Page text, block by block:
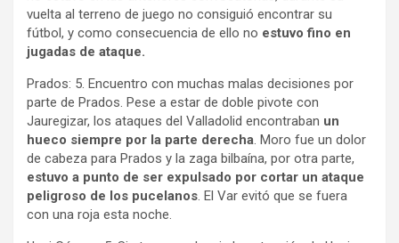
vuelta al terreno de juego no consiguió encontrar su
fútbol, y como consecuencia de ello no estuvo fino en
jugadas de ataque.
Prados: 5. Encuentro con muchas malas decisiones por
parte de Prados. Pese a estar de doble pivote con
Jauregizar, los ataques del Valladolid encontraban un
hueco siempre por la parte derecha. Moro fue un dolor
de cabeza para Prados y la zaga bilbaína, por otra parte,
estuvo a punto de ser expulsado por cortar un ataque
peligroso de los pucelanos. El Var evitó que se fuera
con una roja esta noche.